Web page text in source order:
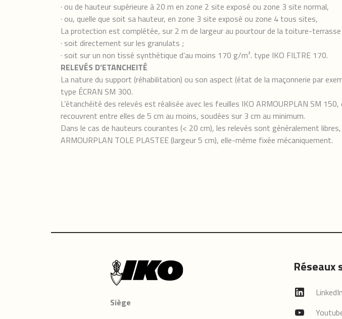
· ou de hauteur supérieure à 20 m en zone 2 site exposé ou zone 3 site normal,
· ou, quelle que soit sa hauteur, en zone 3 site exposé ou zone 4 tous sites,
La protection est complétée, sur 2 m de largeur au pourtour de la toiture-
· soit directement sur les granulats ;
· soit sur un non tissé synthétique d’au moins 170 g/m². type IKO FILTRE 170.
RELEVÉS D’ETANCHEITÉ
La nature du support (réhabilitation) ou son aspect (état de la maçonnerie par
type ÉCRAN SM 300.
L’étanchéité des relevés est réalisée avec les feuilles IKO ARMOURPLAN SM
recouvrent entre elles de 5 cm au moins, soudées sur 3 cm au minimum.
Dans le cas de hauteurs courantes (< 20 cm), les relevés sont généralement
ARMOURPLAN TOLE PLASTEE (largeur 5 cm), elle-même fixée mécaniquement.
Siège
Réseaux
LinkedIn